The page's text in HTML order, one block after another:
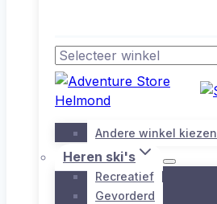
Andere winkel kiezen
Heren ski's
Recreatief
Gevorderd